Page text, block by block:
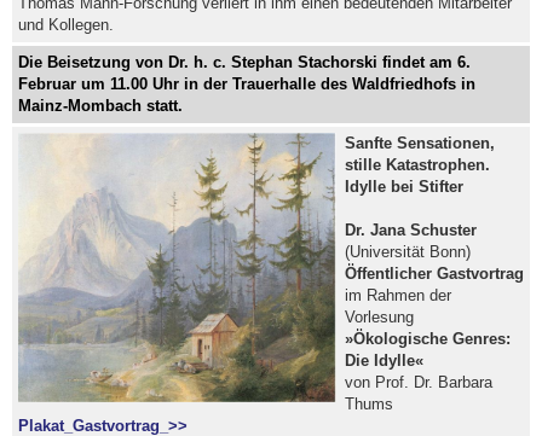
und Kollegen.
Die Beisetzung von Dr. h. c. Stephan Stachorski findet am 6.
Februar um 11.00 Uhr in der Trauerhalle des Waldfriedhofs in
Mainz-Mombach statt.
Sanfte Sensationen,
stille Katastrophen.
Idylle bei Stifter
Dr. Jana Schuster
(Universität Bonn)
Öffentlicher Gastvortrag
im Rahmen der
Vorlesung
»Ökologische Genres:
Die Idylle«
von Prof. Dr. Barbara
Thums
Plakat_Gastvortrag_>>